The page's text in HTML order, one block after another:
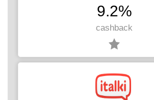
9.2%
cashback